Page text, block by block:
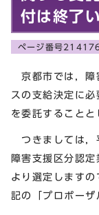
付は終了
ページ番号
京都市では，障
スの支給決定に
を委託すること
つきましては，
障害支援区分認
より選定します
記の「プロポーザ